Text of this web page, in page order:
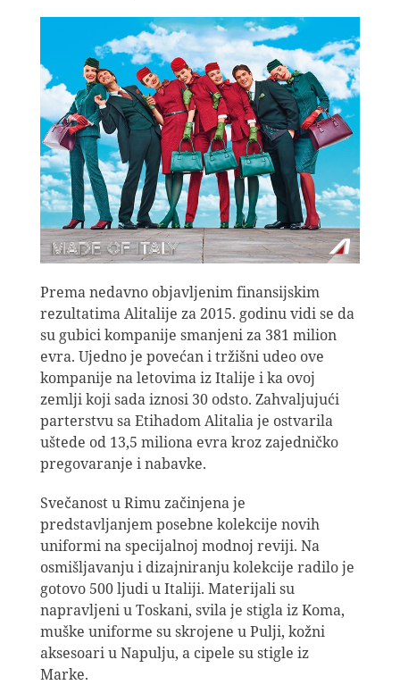
Prema nedavno objavljenim finansijskim
rezultatima Alitalije za 2015. godinu vidi se da
su gubici kompanije smanjeni za 381 milion
evra. Ujedno je povećan i tržišni udeo ove
kompanije na letovima iz Italije i ka ovoj
zemlji koji sada iznosi 30 odsto. Zahvaljujući
parterstvu sa Etihadom Alitalia je ostvarila
uštede od 13,5 miliona evra kroz zajedničko
pregovaranje i nabavke.
Svečanost u Rimu začinjena je
predstavljanjem posebne kolekcije novih
uniformi na specijalnoj modnoj reviji. Na
osmišljavanju i dizajniranju kolekcije radilo je
gotovo 500 ljudi u Italiji. Materijali su
napravljeni u Toskani, svila je stigla iz Koma,
muške uniforme su skrojene u Pulji, kožni
aksesoari u Napulju, a cipele su stigle iz
Marke.